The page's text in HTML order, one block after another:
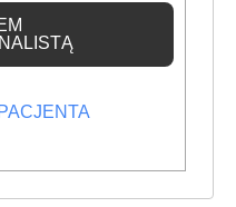
osobowych: